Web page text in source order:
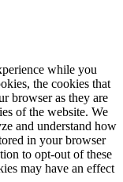
while you
the cookies that
browser as they are
of the website. We
and understand how
in your browser
to opt-out of these
may have an effect